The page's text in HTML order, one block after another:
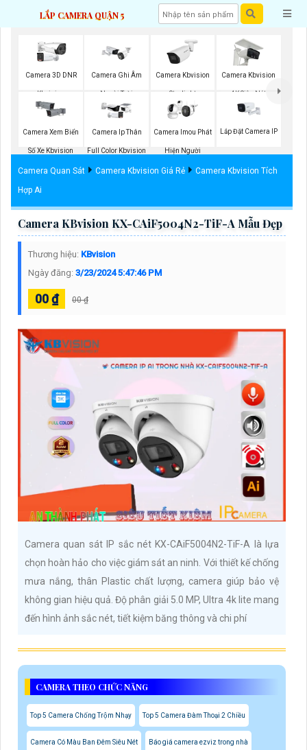
LẮP CAMERA QUẬN 5
Camera 3D DNR
Kbvision
Camera Ghi Âm
Ngoài Trời
Kbvision
Camera Kbvision
Starlight
Camera Kbvision
4K Siêu Nét
Camera Xem Biển
Số Xe Kbvision
Camera Ip Thân
Full Color Kbvision
Camera Imou Phát
Hiện Người
Lắp Đặt Camera IP
Camera Quan Sát Camera Kbvision Giá Rẻ
Camera Kbvision Tích
Hợp Ai
Camera KBvision KX-CAiF5004N2-TiF-A Mẫu Đẹp
Thương hiệu: KBvision
Ngày đăng: 3/23/2024 5:47:46 PM
00 ₫ 00 ₫
Camera quan sát IP sắc nét KX-CAiF5004N2-TiF-A là lựa
chọn hoàn hảo cho việc giám sát an ninh. Với thiết kế chống
mưa nắng, thân Plastic chất lượng, camera giúp bảo vệ
không gian hiệu quả. Độ phân giải 5.0 MP, Ultra 4k lite mang
đến hình ảnh sắc nét, tiết kiệm băng thông và chi phí
CAMERA THEO CHỨC NĂNG
Top 5 Camera Chống Trộm Nhạy Top 5 Camera Đàm Thoại 2 Chiều
Camera Có Màu Ban Đêm Siêu Nét Báo giá camera ezviz trong nhà